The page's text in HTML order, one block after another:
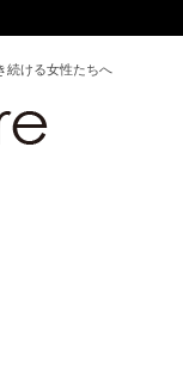
続ける女性たちへ